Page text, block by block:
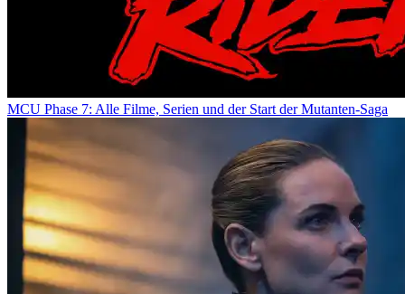
MCU Phase 7: Alle Filme, Serien und der Start der Mutanten-Saga